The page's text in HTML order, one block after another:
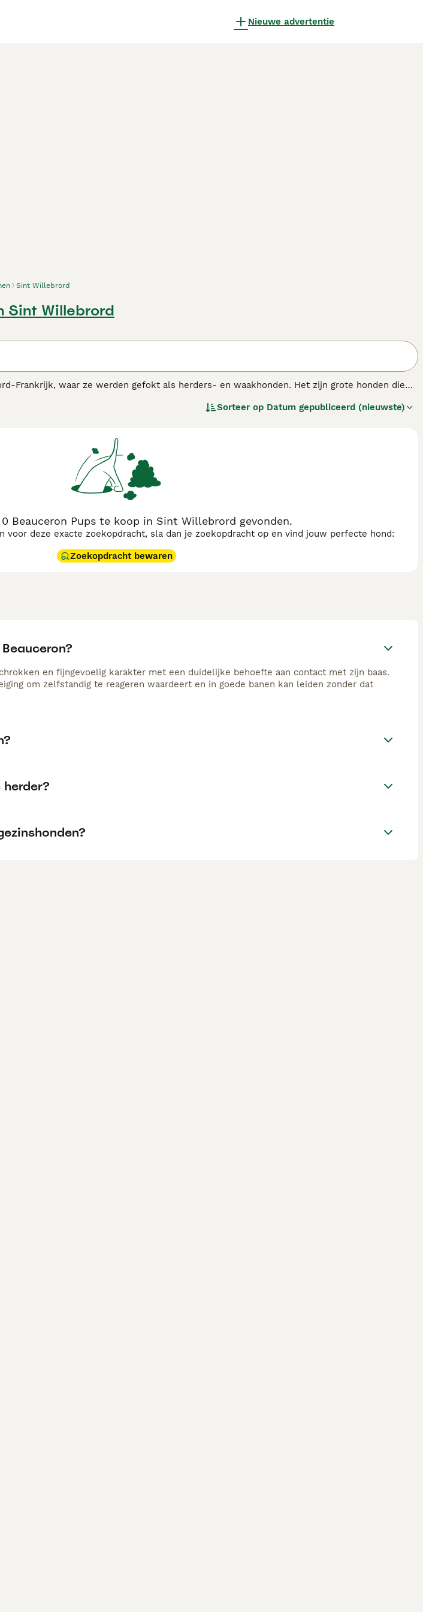
Nieuwe advertentie
Sint Willebrord
Sint Willebrord
Frankrijk, waar ze werden gefokt als herders- en waakhonden. Het zijn grote honden die
dagelijkse beweging in combinatie met zoveel mogelijk mentale stimulatie om ze
over dit hondenras.
Sorteer op Datum gepubliceerd (nieuwste)
0 Beauceron Pups te koop in Sint Willebrord gevonden.
deze exacte zoekopdracht, sla dan je zoekopdracht op en vind jouw perfecte hond:
Zoekopdracht bewaren
en fijngevoelig karakter met een duidelijke behoefte aan contact met zijn baas.
om zelfstandig te reageren waardeert en in goede banen kan leiden zonder dat
herder?